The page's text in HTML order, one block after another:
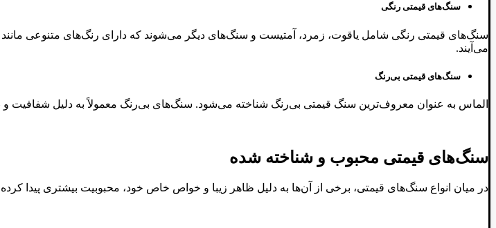
سنگ‌های قیمتی رنگی
سنگ‌های قیمتی رنگی شامل یاقوت، زمرد، آمتیست و سنگ‌های دیگر می‌شوند که دارای رنگ‌های متنوعی
می‌آیند.
سنگ‌های قیمتی بی‌رنگ
الماس به عنوان معروف‌ترین سنگ قیمتی بی‌رنگ شناخته می‌شود. سنگ‌های بی‌رنگ معمولاً به دلیل شفافیت و
سنگ‌های قیمتی محبوب و شناخته شده
در میان انواع سنگ‌های قیمتی، برخی از آن‌ها به دلیل ظاهر زیبا و خواص خاص خود، محبوبیت بیشتری پیدا